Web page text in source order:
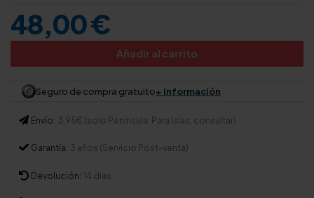
48,00 €
Añadir al carrito
Seguro de compra gratuito+ información
Envío: 3,95€ (solo Península. Para Islas, consultar)
Garantía: 3 años (Servicio Post-venta)
Devolución: 14 días